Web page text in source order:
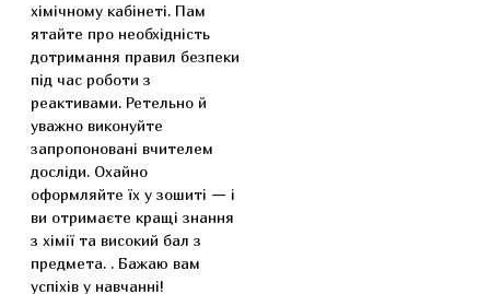
хімічному кабінеті. Пам
ятайте про необхідність
дотримання правил безпеки
під час роботи з
реактивами. Ретельно й
уважно виконуйте
запропоновані вчителем
досліди. Охайно
оформляйте їх у зошиті — і
ви отримаєте кращі знання
з хімії та високий бал з
предмета. . Бажаю вам
успіхів у навчанні!